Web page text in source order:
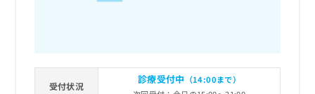
受付状況
診療受付中 （14:00まで）